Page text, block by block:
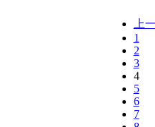
上
1
2
3
4
5
6
7